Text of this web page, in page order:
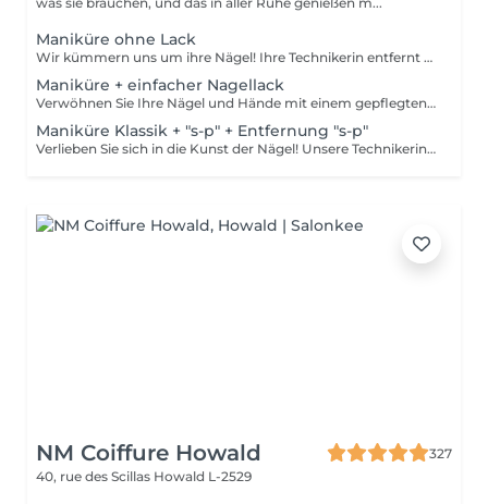
Maniküre ohne Lack
Wir kümmern uns um ihre Nägel! Ihre Technikerin entfernt sanft abgestorbene hautzellen, feilt und formt ihre Nägel und poliert die oberfläche für ein glattes, natürliches finish. Unsere meister bieten kantige, hardware- oder kombinierte manicures an, je nach ihren wünschen. Wie wird eine manicure ohne nagellack durchgeführt? - raue haut wird sanft entfernt - die form der nagelplatte wird behutsam korrigiert - die Nagelhaut und seitlichen ränder werden sorgfältig bearbeitet - Nagelhautöl und handcreme werden aufgetragen, um zu pflegen und zu hydratisieren Altersbeschränkung: empfohlen ab 14 Jahren. Nachbehandlungsempfehlungen: es sind keine speziellen Nachbehandlungen erforderlich. Häufigkeit: alle 3 Wochen.
Maniküre + einfacher Nagellack
Verwöhnen Sie Ihre Nägel und Hände mit einem gepflegten und ordentlichen Erscheinungsbild! Unsere Technikerinnen werden effektiv abgestorbene Hautzellen entfernen, die Nägel in Form bringen und feilen sowie die äußere Oberfläche polieren. Am Ende dieser Behandlung wird ein regulärer Nagellack aufgetragen. Unsere Meisterinnen bieten klassische, Hardware- oder kombinierte Maniküre an. Wie wird die Maniküre mit regulärer Nagellack durchgeführt? - rauhe Haut wird entfernt - die Form der Nagelplatte wird korrigiert - die Nagelhaut und seitlichen Rillen werden korrigiert - Nagellack wird aufgetragen - Nagelhautöl und Handcreme werden aufgetragen Altersbeschränkungen: empfohlen ab 14 Jahren. Empfehlungen nach dem Eingriff: es gibt keine speziellen Empfehlungen nach diesem Verfahren. Frequenz: einmal in 3 Wochen.
Maniküre Klassik + "s-p" + Entfernung "s-p"
Verlieben Sie sich in die Kunst der Nägel! Unsere Technikerinnen werden effektiv abgestorbene Hautzellen entfernen, die Nägel in Form bringen und feilen sowie die äußere Oberfläche polieren. Dann wird ein semi-permanenter Nagellack aufgetragen. Er sieht aus wie ein normaler Nagellack, hält aber viel länger auf Ihren Nägeln. Fantastisch, oder? Er wird in einer LED-Lampe getrocknet und hält wochenlang. Unsere Meisterinnen bieten klassische, Hardware- oder kombinierte Maniküre an. Wie wird die Maniküre mit semi-permanent Nagellack durchgeführt? - entfernen des alten semi-permanenten Lacks (falls erforderlich) - rauhe Haut wird entfernt - die Form der Nagelplatte wird korrigiert - die Nagelhaut und seitlichen Rillen werden korrigiert - Semi-permanenter Nagellack wird aufgetragen - Nagelhautöl und Handcreme werden aufgetragen Altersbeschränkungen: empfohlen ab 16 Jahren. Empfehlungen nach dem Eingriff: es gibt keine speziellen Empfehlungen nach diesem Verfahren. Frequenz: einmal in 3 Wochen.
NM Coiffure Howald
327
40, rue des Scillas Howald L-2529